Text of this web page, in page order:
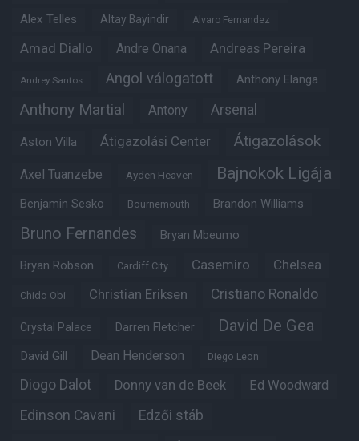
Alex Telles Altay Bayindir Alvaro Fernandez
Amad Diallo Andre Onana Andreas Pereira
Andrey Santos Angol válogatott Anthony Elanga
Anthony Martial Antony Arsenal
Aston Villa Átigazolási Center Átigazolások
Axel Tuanzebe Ayden Heaven Bajnokok Ligája
Benjamin Sesko Bournemouth Brandon Williams
Bruno Fernandes Bryan Mbeumo
Bryan Robson Cardiff City Casemiro Chelsea
Chido Obi Christian Eriksen Cristiano Ronaldo
Crystal Palace Darren Fletcher David De Gea
David Gill Dean Henderson Diego Leon
Diogo Dalot Donny van de Beek Ed Woodward
Edinson Cavani Edzői stáb